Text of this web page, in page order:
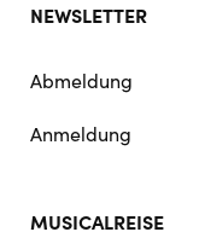
NEWSLETTER
Abmeldung
Anmeldung
MUSICALREISE